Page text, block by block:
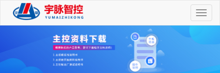
切
换
航